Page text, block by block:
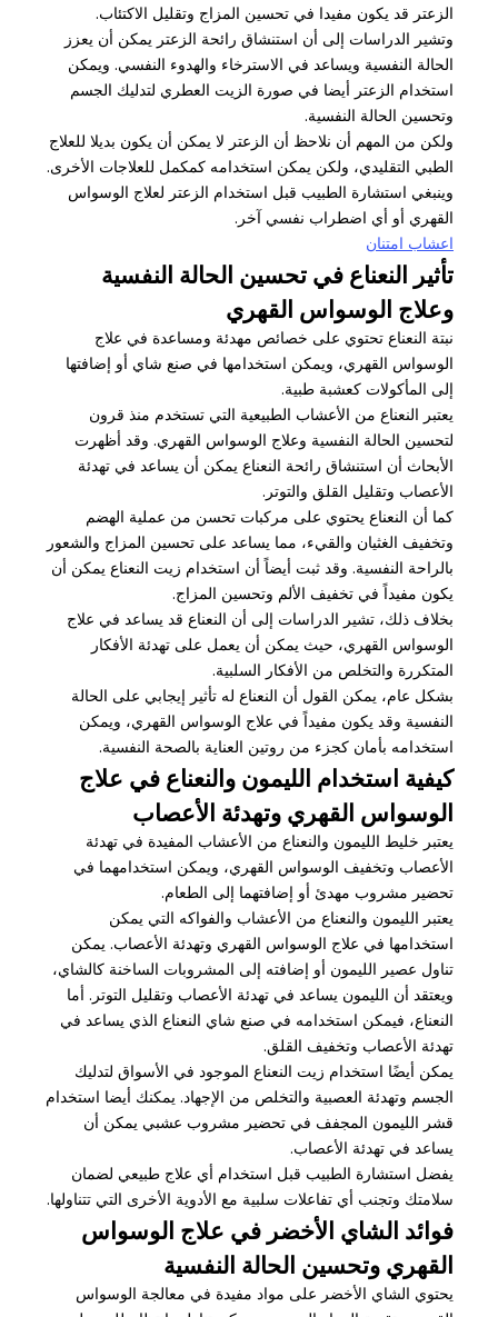
الزعتر قد يكون مفيدا في تحسين المزاج وتقليل الاكتئاب.
وتشير الدراسات إلى أن استنشاق رائحة الزعتر يمكن أن يعزز
الحالة النفسية ويساعد في الاسترخاء والهدوء النفسي. ويمكن
استخدام الزعتر أيضا في صورة الزيت العطري لتدليك الجسم
وتحسين الحالة النفسية.
ولكن من المهم أن نلاحظ أن الزعتر لا يمكن أن يكون بديلا للعلاج
الطبي التقليدي، ولكن يمكن استخدامه كمكمل للعلاجات الأخرى.
وينبغي استشارة الطبيب قبل استخدام الزعتر لعلاج الوسواس
القهري أو أي اضطراب نفسي آخر.
اعشاب امتنان
تأثير النعناع في تحسين الحالة النفسية
وعلاج الوسواس القهري
نبتة النعناع تحتوي على خصائص مهدئة ومساعدة في علاج
الوسواس القهري، ويمكن استخدامها في صنع شاي أو إضافتها
إلى المأكولات كعشبة طبية.
يعتبر النعناع من الأعشاب الطبيعية التي تستخدم منذ قرون
لتحسين الحالة النفسية وعلاج الوسواس القهري. وقد أظهرت
الأبحاث أن استنشاق رائحة النعناع يمكن أن يساعد في تهدئة
الأعصاب وتقليل القلق والتوتر.
كما أن النعناع يحتوي على مركبات تحسن من عملية الهضم
وتخفيف الغثيان والقيء، مما يساعد على تحسين المزاج والشعور
بالراحة النفسية. وقد ثبت أيضاً أن استخدام زيت النعناع يمكن أن
يكون مفيداً في تخفيف الألم وتحسين المزاج.
بخلاف ذلك، تشير الدراسات إلى أن النعناع قد يساعد في علاج
الوسواس القهري، حيث يمكن أن يعمل على تهدئة الأفكار
المتكررة والتخلص من الأفكار السلبية.
بشكل عام، يمكن القول أن النعناع له تأثير إيجابي على الحالة
النفسية وقد يكون مفيداً في علاج الوسواس القهري، ويمكن
استخدامه بأمان كجزء من روتين العناية بالصحة النفسية.
كيفية استخدام الليمون والنعناع في علاج
الوسواس القهري وتهدئة الأعصاب
يعتبر خليط الليمون والنعناع من الأعشاب المفيدة في تهدئة
الأعصاب وتخفيف الوسواس القهري، ويمكن استخدامهما في
تحضير مشروب مهدئ أو إضافتهما إلى الطعام.
يعتبر الليمون والنعناع من الأعشاب والفواكه التي يمكن
استخدامها في علاج الوسواس القهري وتهدئة الأعصاب. يمكن
تناول عصير الليمون أو إضافته إلى المشروبات الساخنة كالشاي،
ويعتقد أن الليمون يساعد في تهدئة الأعصاب وتقليل التوتر. أما
النعناع، فيمكن استخدامه في صنع شاي النعناع الذي يساعد في
تهدئة الأعصاب وتخفيف القلق.
يمكن أيضًا استخدام زيت النعناع الموجود في الأسواق لتدليك
الجسم وتهدئة العصبية والتخلص من الإجهاد. يمكنك أيضا استخدام
قشر الليمون المجفف في تحضير مشروب عشبي يمكن أن
يساعد في تهدئة الأعصاب.
يفضل استشارة الطبيب قبل استخدام أي علاج طبيعي لضمان
سلامتك وتجنب أي تفاعلات سلبية مع الأدوية الأخرى التي تتناولها.
فوائد الشاي الأخضر في علاج الوسواس
القهري وتحسين الحالة النفسية
يحتوي الشاي الأخضر على مواد مفيدة في معالجة الوسواس